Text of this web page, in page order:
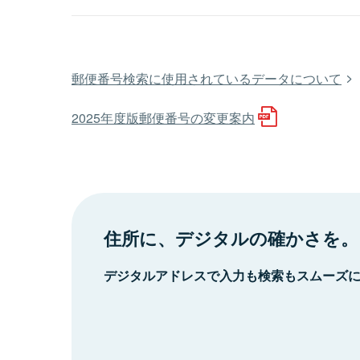
郵便番号検索に使用されているデータについて
2025年度版郵便番号の変更案内
住所に、デジタルの確かさを。
デジタルアドレスで入力も検索もスムーズ